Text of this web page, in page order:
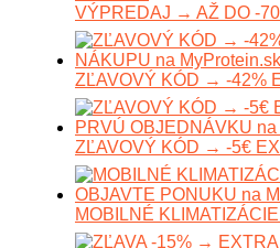
VÝPREDAJ → AŽ DO -
ZĽAVOVÝ KÓD → -42%
ZĽAVOVÝ KÓD → -5€
MOBILNÉ